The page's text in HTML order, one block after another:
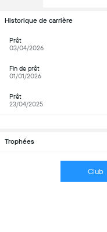
Historique de carrière
Prêt
03/04/2026
Fin de prêt
01/01/2026
Prêt
23/04/2025
Trophées
Club